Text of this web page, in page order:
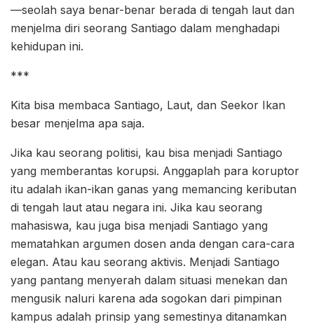
—seolah saya benar-benar berada di tengah laut dan
menjelma diri seorang Santiago dalam menghadapi
kehidupan ini.
***
Kita bisa membaca Santiago, Laut, dan Seekor Ikan
besar menjelma apa saja.
Jika kau seorang politisi, kau bisa menjadi Santiago
yang memberantas korupsi. Anggaplah para koruptor
itu adalah ikan-ikan ganas yang memancing keributan
di tengah laut atau negara ini. Jika kau seorang
mahasiswa, kau juga bisa menjadi Santiago yang
mematahkan argumen dosen anda dengan cara-cara
elegan. Atau kau seorang aktivis. Menjadi Santiago
yang pantang menyerah dalam situasi menekan dan
mengusik naluri karena ada sogokan dari pimpinan
kampus adalah prinsip yang semestinya ditanamkan